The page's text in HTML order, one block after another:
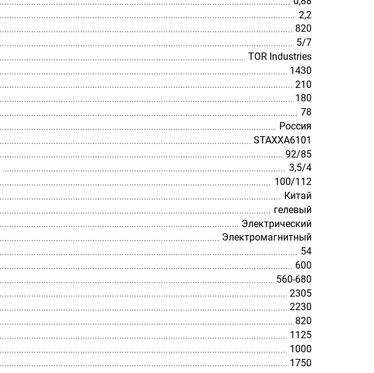
2,2
820
5/7
TOR Industries
1430
210
180
78
Россия
STAXXA6101
92/85
3,5/4
100/112
Китай
гелевый
Электрический
Электромагнитный
54
600
560-680
2305
2230
820
1125
1000
1750